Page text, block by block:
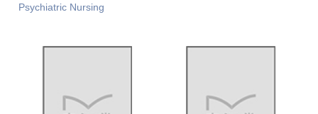
Psychiatric Nursing